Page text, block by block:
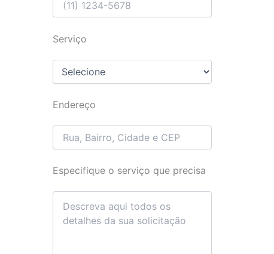
Serviço
Endereço
Especifique o serviço que precisa